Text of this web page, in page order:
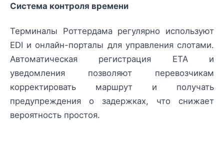
Система контроля времени
Терминалы Роттердама регулярно используют
EDI и онлайн-порталы для управления слотами.
Автоматическая регистрация ETA и
уведомления позволяют перевозчикам
корректировать маршрут и получать
предупреждения о задержках, что снижает
вероятность простоя.